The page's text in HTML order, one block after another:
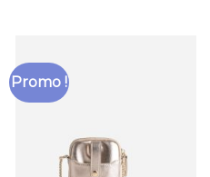
Promo !